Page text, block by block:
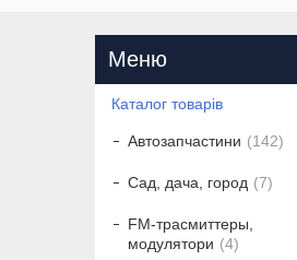
Каталог товарів
Автозапчастини 142
Сад, дача, город 7
FM-трасмиттеры,
модулятори
4